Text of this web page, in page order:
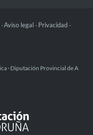
-Aviso legal - Privacidad -
· Diputación Provincial de A